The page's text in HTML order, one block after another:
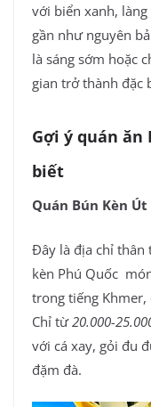
với biển xanh,
gần như nguyên
là sáng sớm hoặc
gian trở thành đặc
Gợi ý quán ăn
biết
Quán Bún Kèn
Đây là địa chỉ thân
kèn Phú Quốc
trong tiếng
Chỉ từ 20.000-
với cá xay, gỏi đu
đặm đà.